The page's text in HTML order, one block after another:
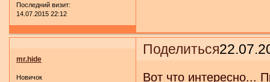
Последний визит:
14.07.2015 22:12
Поделиться
mr.hide
Новичок
Вот что интересно...